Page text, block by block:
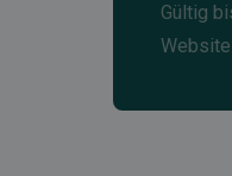
Gültig
Website